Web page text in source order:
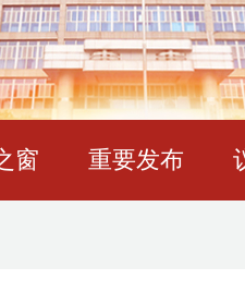
窗 重要发布